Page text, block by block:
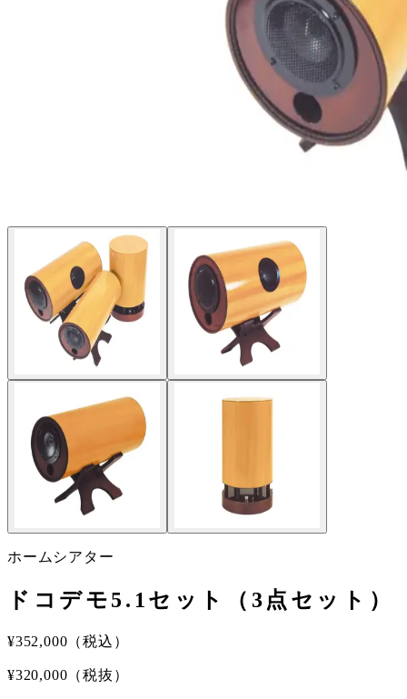
ホームシアター
ドコデモ5.1セット（3点セット）
¥352,000 （税込）
¥320,000 （税抜）